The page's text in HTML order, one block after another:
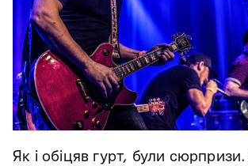
Як і обіцяв гурт, були сюрпризи.